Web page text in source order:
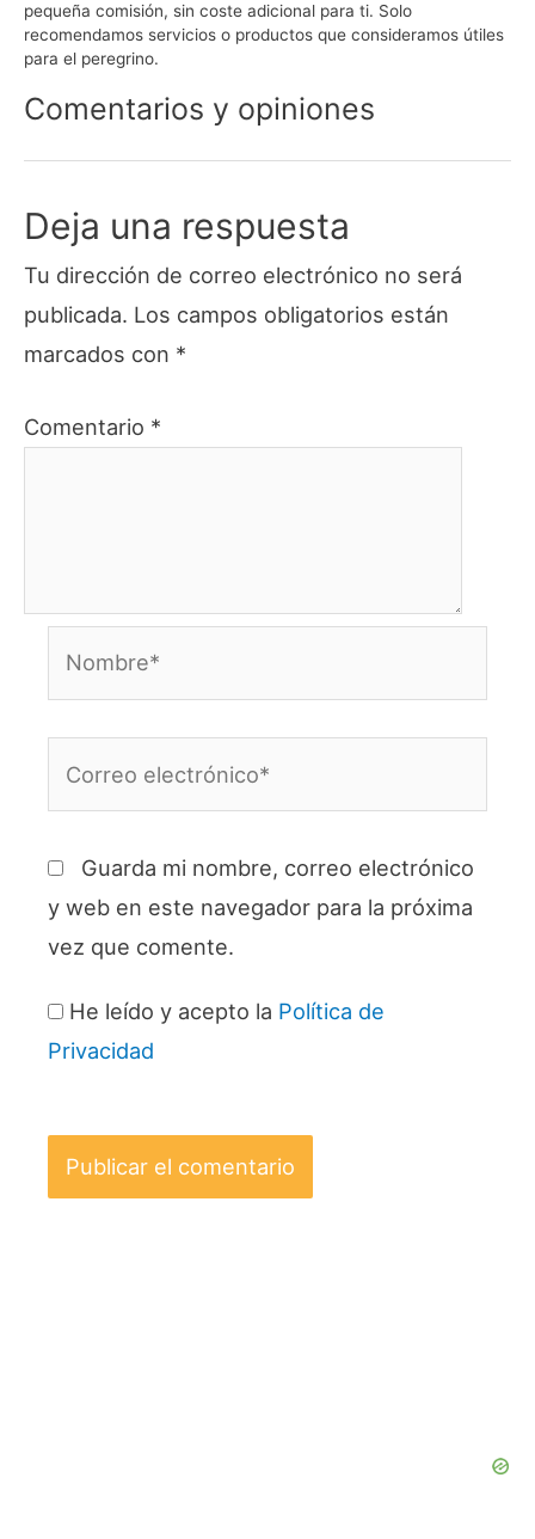
pequeña comisión, sin coste adicional para ti. Solo
recomendamos servicios o productos que consideramos útiles
para el peregrino.
Comentarios y opiniones
Deja una respuesta
Tu dirección de correo electrónico no será
publicada. Los campos obligatorios están
marcados con *
Comentario *
Guarda mi nombre, correo electrónico
y web en este navegador para la próxima
vez que comente.
He leído y acepto la Política de
Privacidad